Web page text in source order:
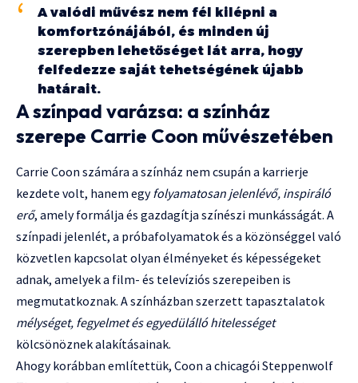
A valódi művész nem fél kilépni a
komfortzónájából, és minden új
szerepben lehetőséget lát arra, hogy
felfedezze saját tehetségének újabb
határait.
A színpad varázsa: a színház
szerepe Carrie Coon művészetében
Carrie Coon számára a színház nem csupán a karrierje
kezdete volt, hanem egyfolyamatosan jelenlévő, inspiráló
erő, amely formálja és gazdagítja színészi munkásságát. A
színpadi jelenlét, a próbafolyamatok és a közönséggel való
közvetlen kapcsolat olyan élményeket és képességeket
adnak, amelyek a film- és televíziós szerepeiben is
megmutatkoznak. A színházban szerzett tapasztalatok
mélységet, fegyelmet és egyedülálló hitelességet
kölcsönöznek alakításainak.
Ahogy korábban említettük, Coon a chicagói Steppenwolf